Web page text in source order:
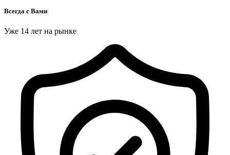
Всегда с Вами
Уже 14 лет на рынке